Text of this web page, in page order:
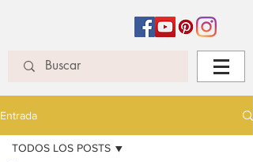
Entrada
TODOS LOS POSTS